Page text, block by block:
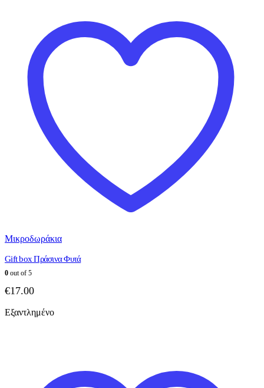
Μικροδωράκια
Gift box Πράσινα Φυτά
0 out of 5
€17.00
Εξαντλημένο